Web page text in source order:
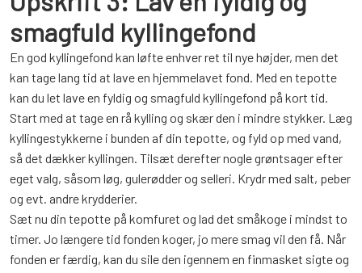
smagfuld kyllingefond
En god kyllingefond kan løfte enhver ret til nye højder, men det
kan tage lang tid at lave en hjemmelavet fond. Med en tepotte
kan du let lave en fyldig og smagfuld kyllingefond på kort tid.
Start med at tage en rå kylling og skær den i mindre stykker. Læg
kyllingestykkerne i bunden af din tepotte, og fyld op med vand,
så det dækker kyllingen. Tilsæt derefter nogle grøntsager efter
eget valg, såsom løg, gulerødder og selleri. Krydr med salt, peber
og evt. andre krydderier.
Sæt nu din tepotte på komfuret og lad det småkoge i mindst to
timer. Jo længere tid fonden koger, jo mere smag vil den få. Når
fonden er færdig, kan du sile den igennem en finmasket sigte og